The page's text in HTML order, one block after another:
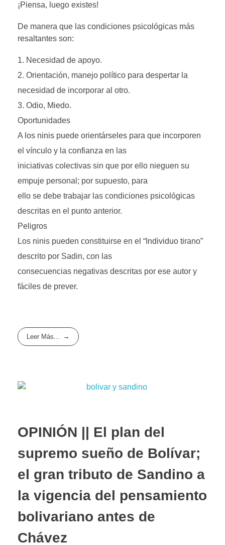
¡Piensa, luego existes!
De manera que las condiciones psicológicas más
resaltantes son:
Necesidad de apoyo.
Orientación, manejo político para despertar la
necesidad de incorporar al otro.
Odio, Miedo.
Oportunidades
A los ninis puede orientárseles para que incorporen
el vínculo y la confianza en las
iniciativas colectivas sin que por ello nieguen su
empuje personal; por supuesto, para
ello se debe trabajar las condiciones psicológicas
descritas en el punto anterior.
Peligros
Los ninis pueden constituirse en el “Individuo tirano”
descrito por Sadin, con las
consecuencias negativas descritas por ese autor y
fáciles de prever.
Leer Más...
OPINIÓN || El plan del
supremo sueño de Bolívar;
el gran tributo de Sandino a
la vigencia del pensamiento
bolivariano antes de
Chávez